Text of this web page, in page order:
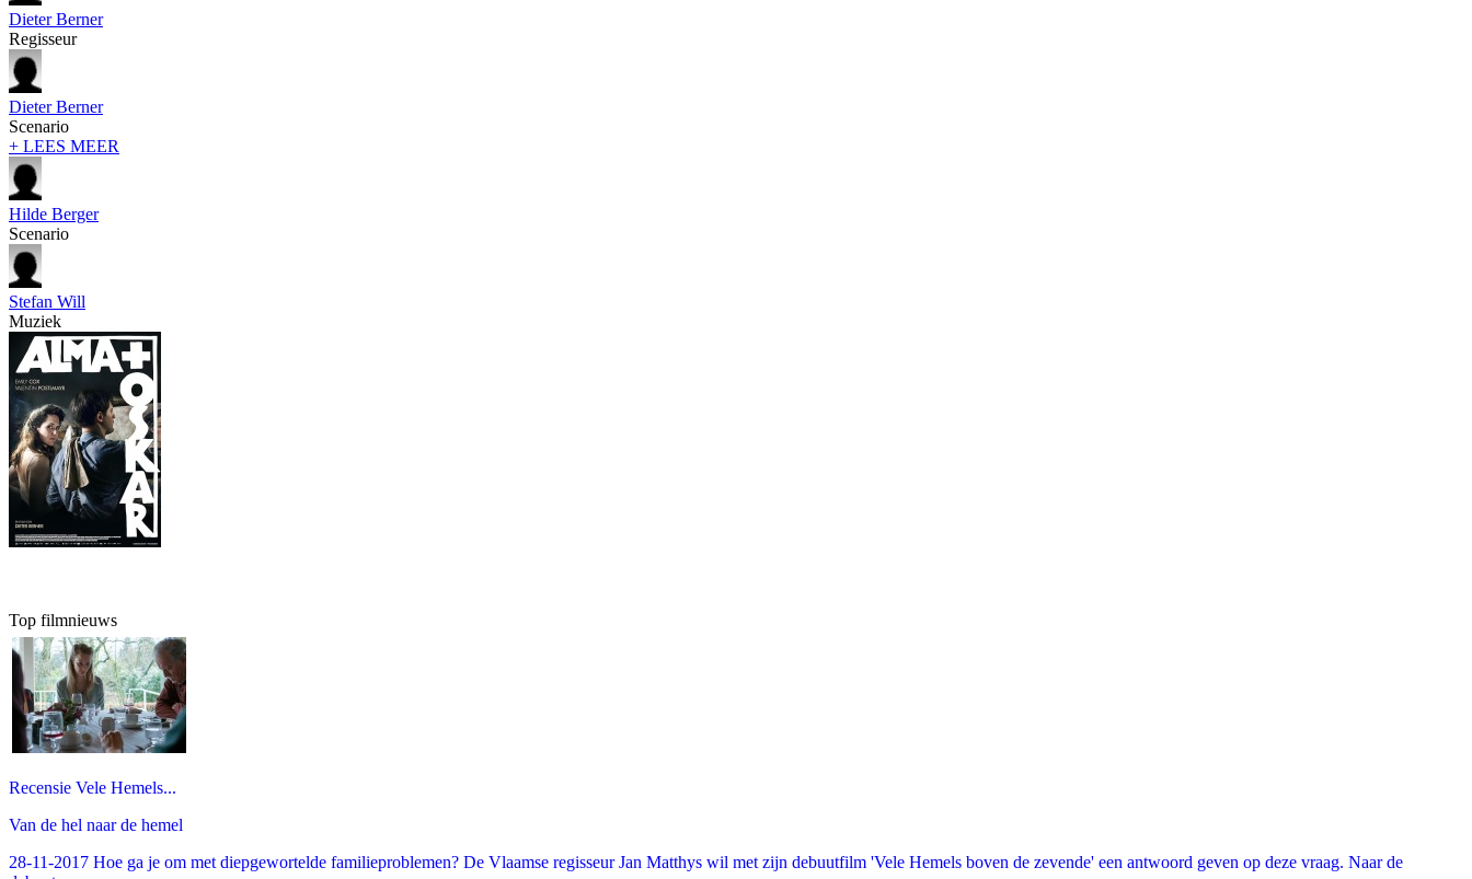
Dieter Berner
Regisseur
Dieter Berner
Scenario
+ LEES MEER
Hilde Berger
Scenario
Stefan Will
Muziek
Top filmnieuws
Recensie Vele Hemels...
Van de hel naar de hemel
28-11-2017 Hoe ga je om met diepgewortelde familieproblemen? De Vlaamse regisseur Jan Matthys wil met zijn debuutfilm 'Vele Hemels boven de zevende' een antwoord geven op deze vraag. Naar de